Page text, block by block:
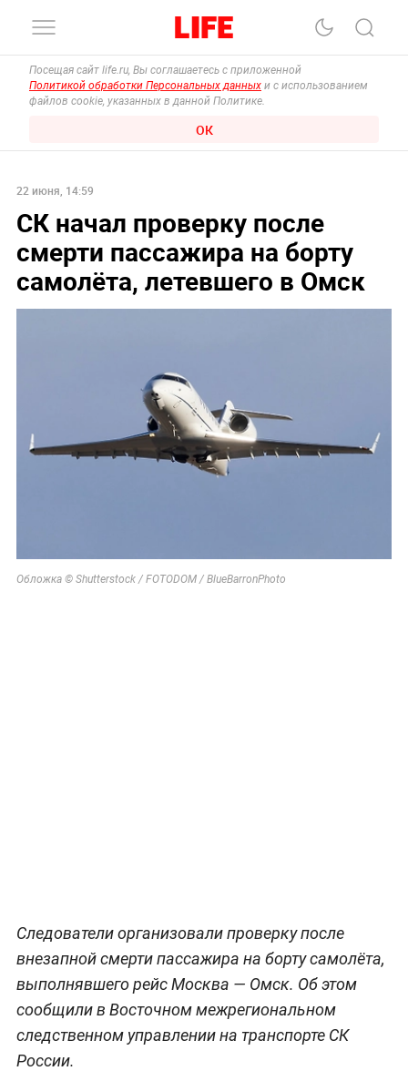
Посещая сайт life.ru, Вы соглашаетесь с приложенной
Политикой обработки Персональных данных и с использованием
файлов cookie, указанных в данной Политике.
ОК
22 июня, 14:59
СК начал проверку после
смерти пассажира на борту
самолёта, летевшего в Омск
Обложка © Shutterstock / FOTODOM / BlueBarronPhoto
Следователи организовали проверку после
внезапной смерти пассажира на борту самолёта,
выполнявшего рейс Москва — Омск. Об этом
сообщили в Восточном межрегиональном
следственном управлении на транспорте СК
России.